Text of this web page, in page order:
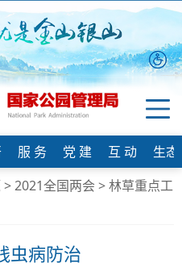
服 务 党 建 互 动
生
>2021全国两会 >林草重点工
虫病防治